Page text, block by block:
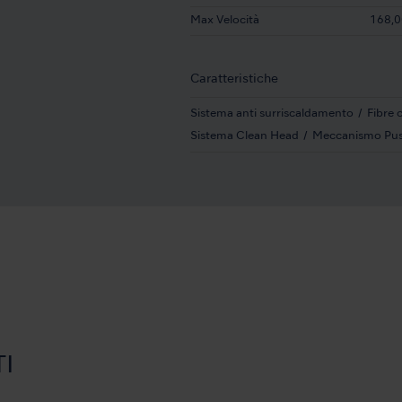
Max Velocità
Caratteristiche
Sistema anti surriscaldamento Fibre
Sistema Clean Head Meccanismo